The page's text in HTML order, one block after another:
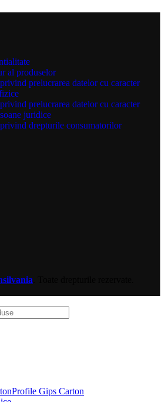
al produselor
prelucrarea datelor cu caracter
prelucrarea datelor cu caracter
juridice
drepturile consumatorilor
Profile Gips Carton